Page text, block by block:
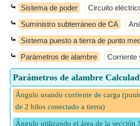
⤿ Sistema de poder Circuito
⤿ Suministro subterráneo de CA
⤿ Sistema puesto a tierra de punto
⤿ Parámetros de alambre Corriente
Parámetros de alambre
Ángulo usando corriente de carga
de 2 hilos conectado a tierra)
Ángulo utilizando el área de la sección